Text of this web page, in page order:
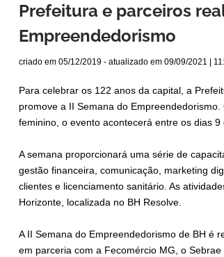
Prefeitura e parceiros
Empreendedorismo
criado em 05/12/2019 - atualizado em 09/09/2021 |
Para celebrar os 122 anos da capital, a
promove a II Semana do
feminino, o evento acontecerá entre os dias 9
A semana proporcionará uma série de
gestão financeira, comunicação, marketing
clientes e licenciamento sanitário. As
Horizonte, localizada no BH Resolve.
A II Semana do Empreendedorismo de BH é
em parceria com a Fecomércio MG, o